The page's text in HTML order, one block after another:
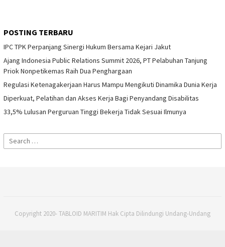
POSTING TERBARU
IPC TPK Perpanjang Sinergi Hukum Bersama Kejari Jakut
Ajang Indonesia Public Relations Summit 2026, PT Pelabuhan Tanjung
Priok Nonpetikemas Raih Dua Penghargaan
Regulasi Ketenagakerjaan Harus Mampu Mengikuti Dinamika Dunia Kerja
Diperkuat, Pelatihan dan Akses Kerja Bagi Penyandang Disabilitas
33,5% Lulusan Perguruan Tinggi Bekerja Tidak Sesuai Ilmunya
Search
for:
Copyright 2020- TABLOID MARITIM Hak Cipta Dilindungi Undang-Undang